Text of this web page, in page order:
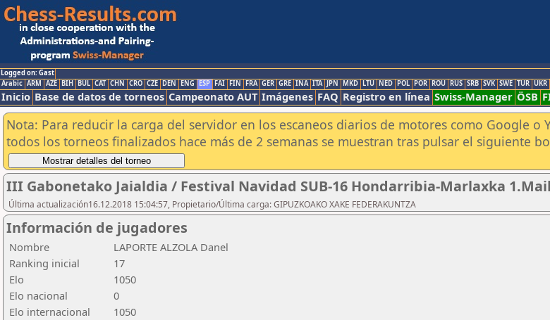
Logged on: Gast
Arabic ARM AZE BIH BUL CAT CHN CRO CZE DEN ENG ESP FAI FIN FRA GER GRE INA ITA JPN MKD LTU NED POL POR ROU RUS SRB SVK SWE TUR UKR
Inicio Base de datos de torneos Campeonato AUT Imágenes FAQ Registro en línea Swiss-Manager ÖSB
Nota: Para reducir la carga del servidor en los escaneos diarios de motores como Google o
todos los torneos finalizados hace más de 2 semanas se muestran tras pulsar el siguiente
III Gabonetako Jaialdia / Festival Navidad SUB-16 Hondarribia-Marlaxka
Última actualización16.12.2018 15:04:57, Propietario/Última carga: GIPUZKOAKO XAKE FEDERAKUNTZA
Información de jugadores
Nombre
LAPORTE ALZOLA Danel
Ranking inicial
17
Elo
1050
Elo nacional
0
Elo internacional
1050